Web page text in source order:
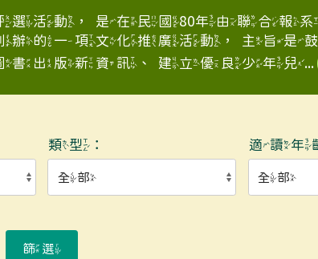
選活動，是在民國80年由聯合報
辦的一項文化推廣活動，主旨是
出版新資訊、建立優良少年兒...
類型： 適讀年
篩選